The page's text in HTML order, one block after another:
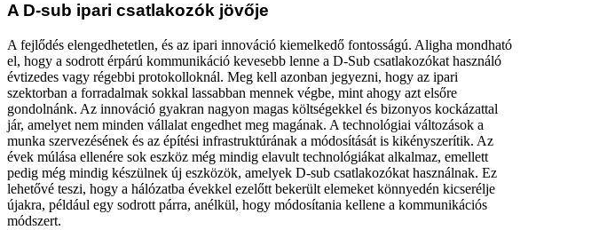
A D-sub ipari csatlakozók jövője
A fejlődés elengedhetetlen, és az ipari innováció kiemelkedő fontosságú. Aligha mondható
el, hogy a sodrott érpárú kommunikáció kevesebb lenne a D-Sub csatlakozókat használó
évtizedes vagy régebbi protokolloknál. Meg kell azonban jegyezni, hogy az ipari
szektorban a forradalmak sokkal lassabban mennek végbe, mint ahogy azt elsőre
gondolnánk. Az innováció gyakran nagyon magas költségekkel és bizonyos kockázattal
jár, amelyet nem minden vállalat engedhet meg magának. A technológiai változások a
munka szervezésének és az építési infrastruktúrának a módosítását is kikényszerítik. Az
évek múlása ellenére sok eszköz még mindig elavult technológiákat alkalmaz, emellett
pedig még mindig készülnek új eszközök, amelyek D-sub csatlakozókat használnak. Ez
lehetővé teszi, hogy a hálózatba évekkel ezelőtt bekerült elemeket könnyedén kicserélje
újakra, például egy sodrott párra, anélkül, hogy módosítania kellene a kommunikációs
módszert.